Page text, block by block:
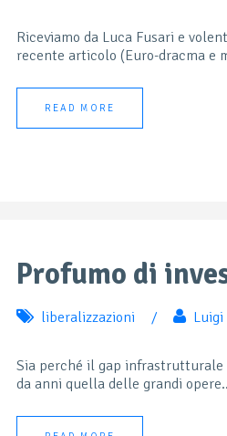
Riceviamo da Luca Fusari e
recente articolo (Euro-dracma e
READ MORE
Profumo di
liberalizzazioni / Luigi
Sia perché il gap infrastrutturale
da anni quella delle grandi